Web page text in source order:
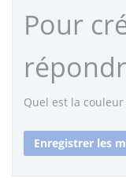
Pour
Quel est la